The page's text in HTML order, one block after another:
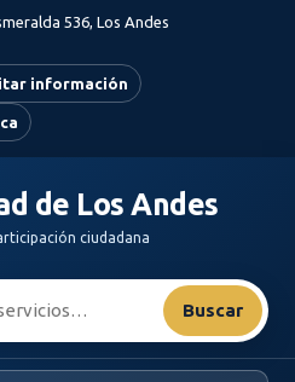
536, Los Andes
información
de Los Andes
ciudadana
Buscar